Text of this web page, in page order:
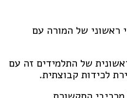
של המורה עם
של התלמידים זה עם
לכידות קבוצתית.